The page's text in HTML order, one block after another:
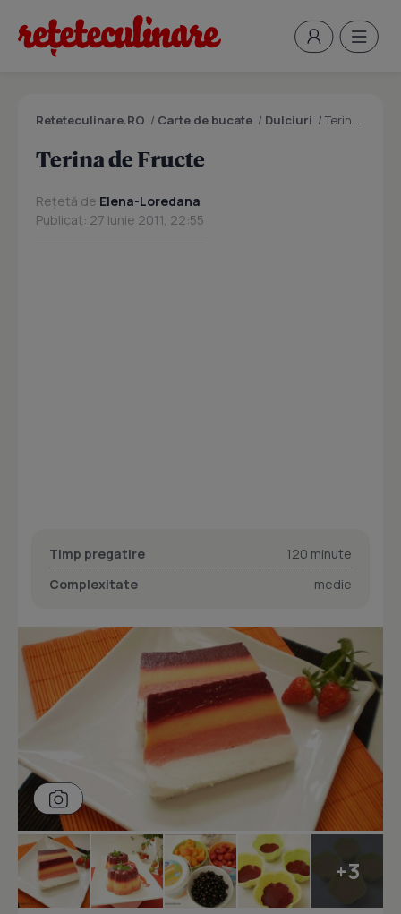
Reteteculinare.RO / Carte de bucate / Dulciuri /Terina de Fructe
Terina de Fructe
Rețetă de Elena-Loredana
Publicat: 27 Iunie 2011, 22:55
Timp pregatire
120 minute
Complexitate
medie
+3